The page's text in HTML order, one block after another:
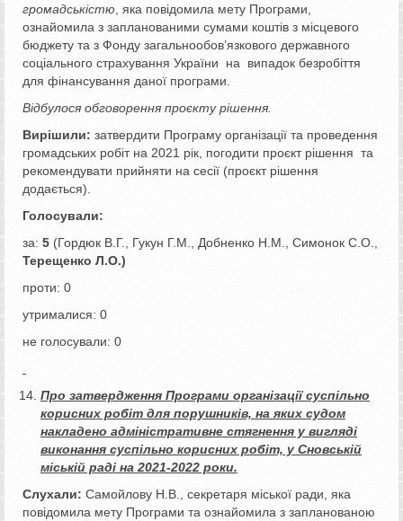
громадськістю , яка повідомила мету Програми,
ознайомила з запланованими сумами коштів з місцевого
бюджету та з Фонду загальнообов’язкового державного
соціального страхування України на випадок безробіття
для фінансування даної програми.
Відбулося обговорення проєкту рішення.
Вирішили: затвердити Програму організації та проведення
громадських робіт на 2021 рік, погодити проєкт рішення та
рекомендувати прийняти на сесії (проєкт рішення
додається).
Голосували:
за: 5 (Гордюк В.Г., Гукун Г.М., Добненко Н.М., Симонок С.О.,
Терещенко Л.О.)
проти: 0
утрималися: 0
не голосували: 0
Про затвердження Програми організації суспільно
корисних робіт для порушників, на яких судом
накладено адміністративне стягнення у вигляді
виконання суспільно корисних робіт, у Сновській
міській раді на 2021-2022 роки.
Слухали: Самойлову Н.В., секретаря міської ради, яка
повідомила мету Програми та ознайомила з запланованою